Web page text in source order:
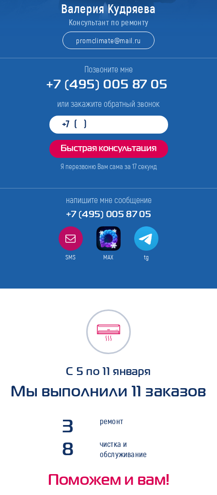
Валерия Кудряева
Консультант по ремонту
promclimate@mail.ru
Позвоните мне
+7 (495) 005 87 05
или закажите обратный звонок
Я перезвоню Вам сама за 17секунд
напишите мне сообщение
+7 (495) 005 87 05
SMS MAX tg
С 5 по 11 января
Мы выполнили 11 заказов
3 ремонт
8
чистка и
обслуживание
Поможем и вам!